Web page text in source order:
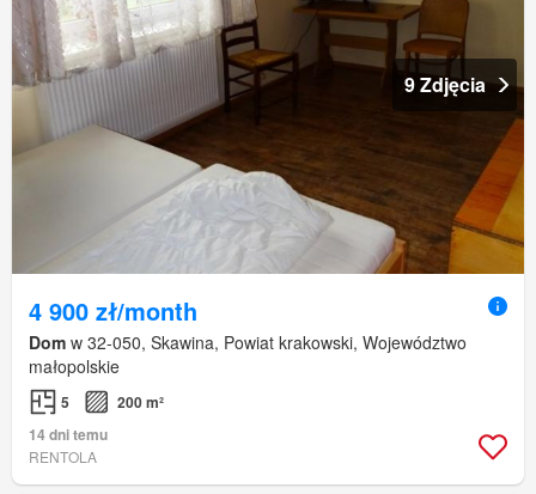
9 Zdjęcia
4 900 zł/month
Dom w 32-050, Skawina, Powiat krakowski, Województwo
małopolskie
5
200 m²
14 dni temu
RENTOLA